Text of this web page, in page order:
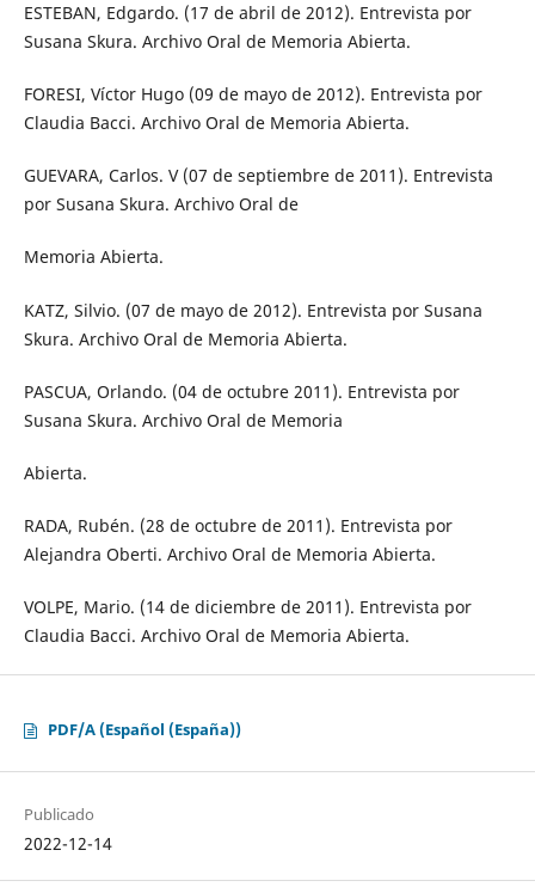
ESTEBAN, Edgardo. (17 de abril de 2012). Entrevista por
Susana Skura. Archivo Oral de Memoria Abierta.
FORESI, Víctor Hugo (09 de mayo de 2012). Entrevista por
Claudia Bacci. Archivo Oral de Memoria Abierta.
GUEVARA, Carlos. V (07 de septiembre de 2011). Entrevista
por Susana Skura. Archivo Oral de
Memoria Abierta.
KATZ, Silvio. (07 de mayo de 2012). Entrevista por Susana
Skura. Archivo Oral de Memoria Abierta.
PASCUA, Orlando. (04 de octubre 2011). Entrevista por
Susana Skura. Archivo Oral de Memoria
Abierta.
RADA, Rubén. (28 de octubre de 2011). Entrevista por
Alejandra Oberti. Archivo Oral de Memoria Abierta.
VOLPE, Mario. (14 de diciembre de 2011). Entrevista por
Claudia Bacci. Archivo Oral de Memoria Abierta.
PDF/A (Español (España))
Publicado
2022-12-14